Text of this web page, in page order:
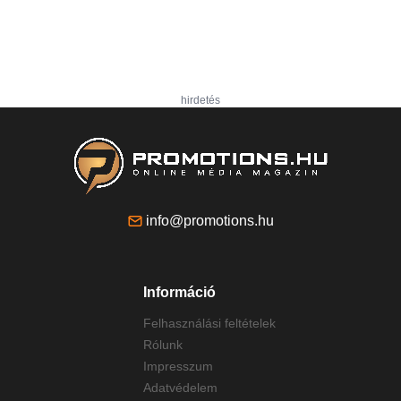
hirdetés
info@promotions.hu
Információ
Felhasználási feltételek
Rólunk
Impresszum
Adatvédelem